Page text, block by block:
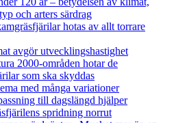
och arters särdrag
hotas av allt torrare
avgör utvecklingshastighet
2000-områden hotar de
som ska skyddas
med många variationer
till dagslängd hjälper
spridning norrut